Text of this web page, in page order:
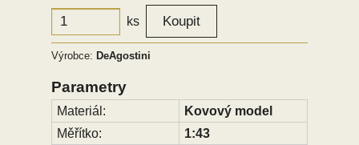
ks
Výrobce: DeAgostini
Parametry
Materiál:
Kovový model
Měřítko:
1:43